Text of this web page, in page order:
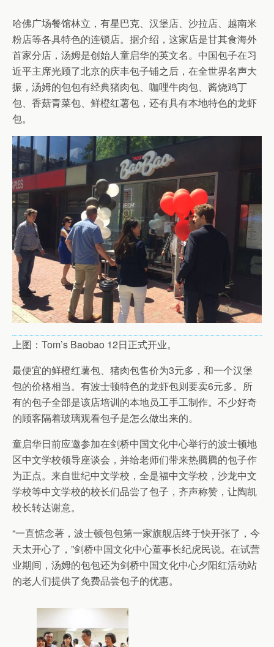
哈佛广场餐馆林立，有星巴克、汉堡店、沙拉店、越南米
粉店等各具特色的连锁店。据介绍，这家店是甘其食海外
首家分店，汤姆是创始人童启华的英文名。中国包子在习
近平主席光顾了北京的庆丰包子铺之后，在全世界名声大
振，汤姆的包包有经典猪肉包、咖哩牛肉包、酱烧鸡丁
包、香菇青菜包、鲜橙红薯包，还有具有本地特色的龙虾
包。
上图：Tom’s Baobao 12日正式开业。
最便宜的鲜橙红薯包、猪肉包售价为3元多，和一个汉堡
包的价格相当。有波士顿特色的龙虾包则要卖6元多。所
有的包子全部是该店培训的本地员工手工制作。不少好奇
的顾客隔着玻璃观看包子是怎么做出来的。
童启华日前应邀参加在剑桥中国文化中心举行的波士顿地
区中文学校领导座谈会，并给老师们带来热腾腾的包子作
为正点。来自世纪中文学校，全是福中文学校，沙龙中文
学校等中文学校的校长们品尝了包子，齐声称赞，让陶凯
校长转达谢意。
“一直惦念著，波士顿包包第一家旗舰店终于快开张了，今
天太开心了，”剑桥中国文化中心董事长纪虎民说。在试营
业期间，汤姆的包包还为剑桥中国文化中心夕阳红活动站
的老人们提供了免费品尝包子的优惠。